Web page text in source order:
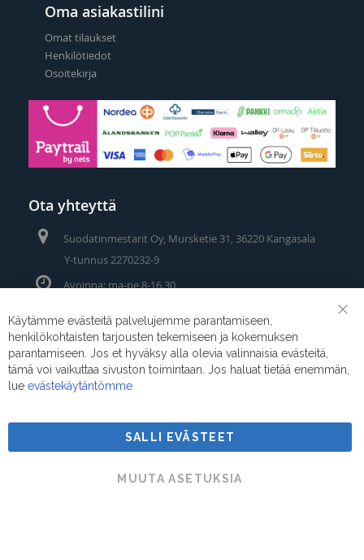
Oma asiakastilini
Omat tilaukset
Henkilötiedot
Osoitekirja
Ota yhteyttä
Suodatinmestarit Oy, Mursketie 31, 36220 Kangasala
Y-tunnus 2270232-9
Avoinna: ma-pe 8-16.30
Puhelin/Whatsapp:
Sähköposti:myynti@suodatinmestarit.fi
Suodatinmestarit © 2026
Käytämme evästeitä palvelujemme parantamiseen,
henkilökohtaisten tarjousten tekemiseen ja kokemuksen
parantamiseen. Jos et hyväksy alla olevia valinnaisia evästeitä,
tämä voi vaikuttaa sivuston toimintaan. Jos haluat tietää enemmän,
lue evästekäytäntömme
SALLI EVÄSTEET
MUUTA ASETUKSIA